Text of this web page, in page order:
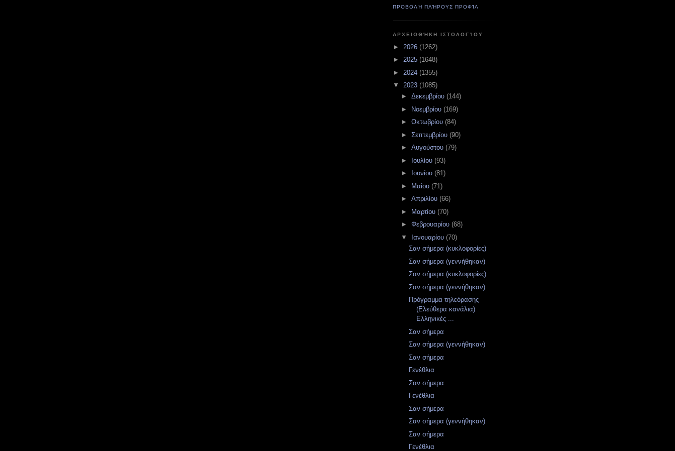
ΠΡΟΒΟΛΉ ΠΛΉΡΟΥΣ ΠΡΟΦΊΛ
ΑΡΧΕΙΟΘΉΚΗ ΙΣΤΟΛΟΓΊΟΥ
► 2026 (1262)
► 2025 (1648)
► 2024 (1355)
▼ 2023 (1085)
► Δεκεμβρίου (144)
►
Νοεμβρίου (169)
► Οκτωβρίου (84)
► Σεπτεμβρίου (90)
► Αυγούστου (79)
►
Ιουλίου (93)
►
Ιουνίου (81)
►
Μαΐου (71)
► Απριλίου (66)
►
Μαρτίου (70)
► Φεβρουαρίου (68)
▼
Ιανουαρίου (70)
Σαν σήμερα (κυκλοφορίες)
Σαν σήμερα (γεννήθηκαν)
Σαν σήμερα (κυκλοφορίες)
Σαν σήμερα (γεννήθηκαν)
Πρόγραμμα τηλεόρασης
(Ελεύθερα κανάλια)
Ελληνικές ...
Σαν σήμερα
Σαν σήμερα (γεννήθηκαν)
Σαν σήμερα
Γενέθλια
Σαν σήμερα
Γενέθλια
Σαν σήμερα
Σαν σήμερα (γεννήθηκαν)
Σαν σήμερα
Γενέθλια